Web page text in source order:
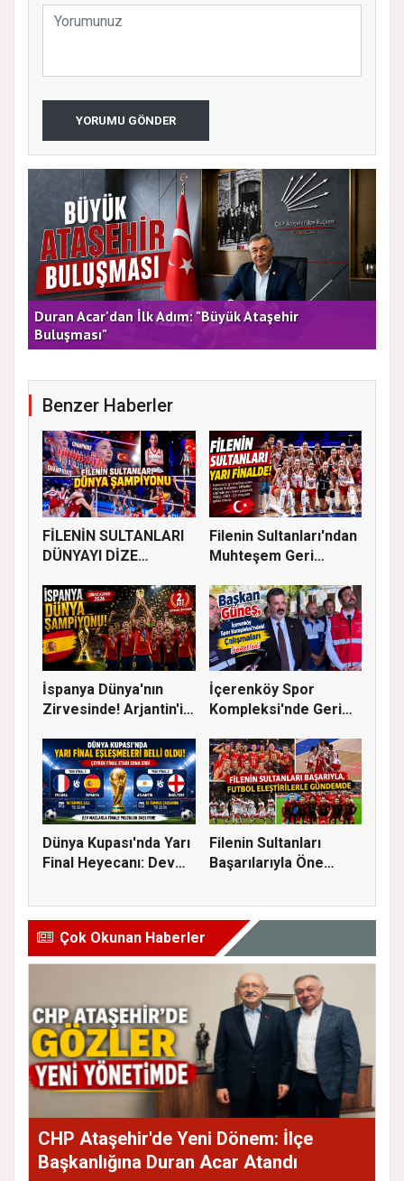
YORUMU GÖNDER
Duran Acar'dan İlk Adım: "Büyük Ataşehir
Buluşması"
Benzer Haberler
FİLENİN SULTANLARI
DÜNYAYI DİZE
Filenin Sultanları'ndan
Muhteşem Geri
İspanya Dünya'nın
Zirvesinde! Arjantin'i
İçerenköy Spor
Kompleksi'nde Geri
Dünya Kupası'nda Yarı
Final Heyecanı: Dev
Filenin Sultanları
Başarılarıyla Öne
Çok Okunan Haberler
CHP Ataşehir'de Yeni Dönem: İlçe
Başkanlığına Duran Acar Atandı